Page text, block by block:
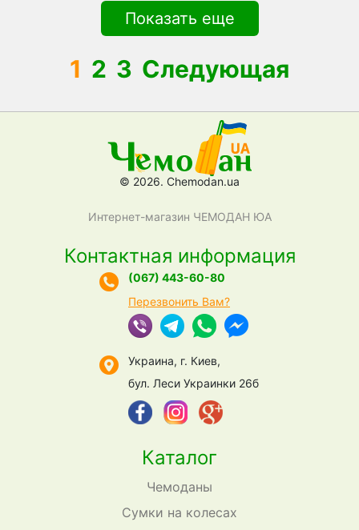
Показать еще
1 2 3 Следующая
© 2026. Chemodan.ua
Интернет-магазин ЧЕМОДАН ЮА
Каталог
Чемоданы
Сумки на колесах
Контактная информация
(067) 443-60-80
Перезвонить Вам?
Украина, г. Киев,
бул. Леси Украинки 26б